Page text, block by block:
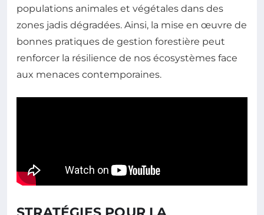
populations animales et végétales dans des
zones jadis dégradées. Ainsi, la mise en œuvre de
bonnes pratiques de gestion forestière peut
renforcer la résilience de nos écosystèmes face
aux menaces contemporaines.